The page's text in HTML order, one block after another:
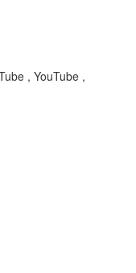
, YouTube ,